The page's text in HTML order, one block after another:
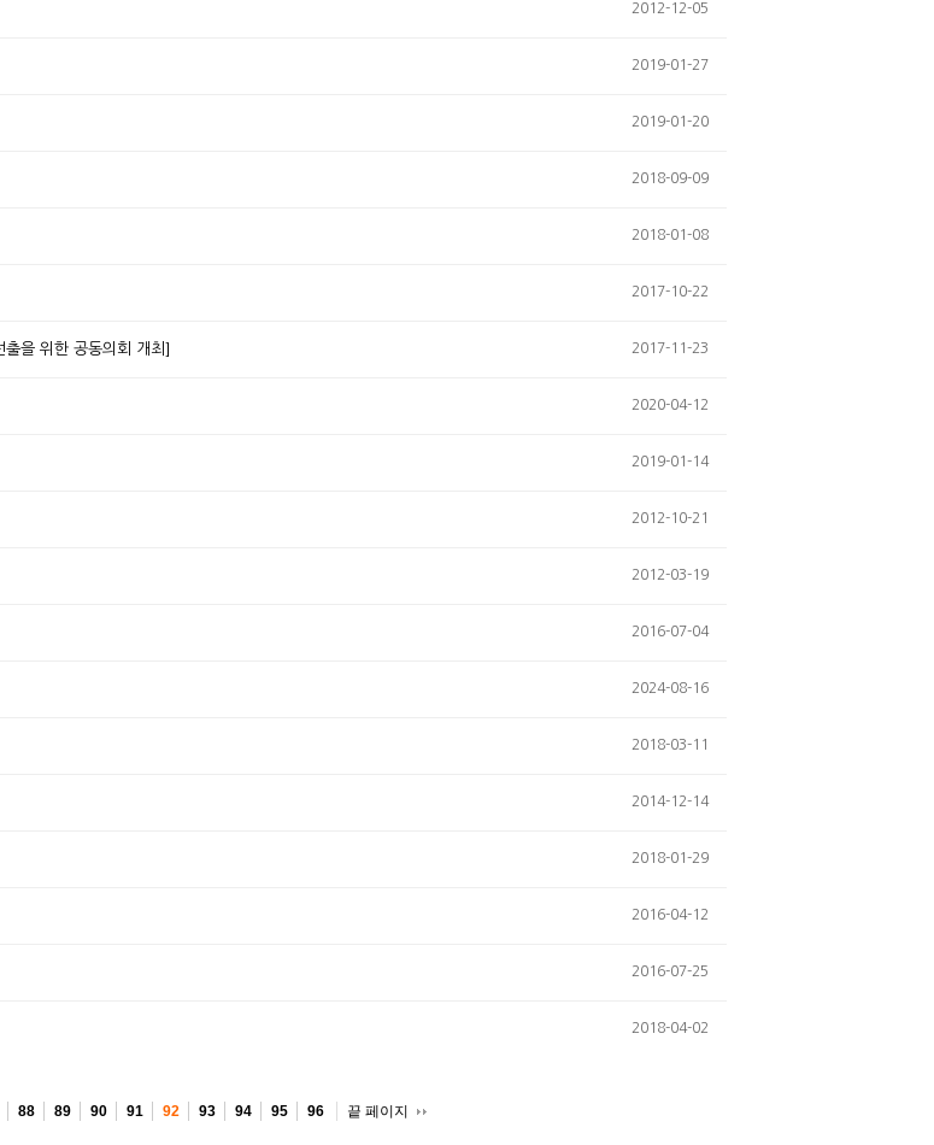
2012-12-05
2019-01-27
2019-01-20
2018-09-09
2018-01-08
2017-10-22
을 위한 공동의회 개최] 2017-11-23
2020-04-12
2019-01-14
2012-10-21
2012-03-19
2016-07-04
2024-08-16
2018-03-11
2014-12-14
2018-01-29
2016-04-12
2016-07-25
2018-04-02
88 89 90 91 92 93 94 95 96 끝 페이지